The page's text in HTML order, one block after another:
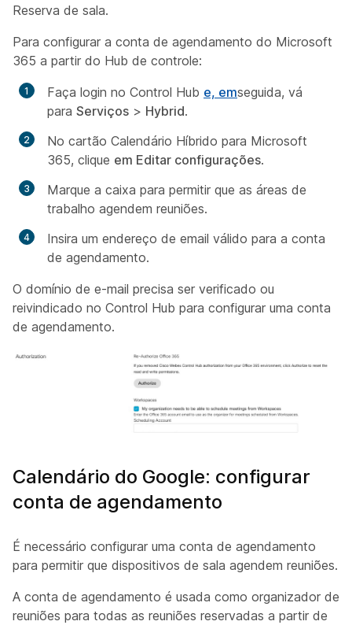
Reserva de sala.
Para configurar a conta de agendamento do Microsoft
365 a partir do Hub de controle:
Faça login no Control Hub e, emseguida, vá
para Serviços > Hybrid.
No cartão Calendário Híbrido para Microsoft
365, clique em Editar configurações.
Marque a caixa para permitir que as áreas de
trabalho agendem reuniões.
Insira um endereço de email válido para a conta
de agendamento.
O domínio de e-mail precisa ser verificado ou
reivindicado no Control Hub para configurar uma conta
de agendamento.
Calendário do Google: configurar
conta de agendamento
É necessário configurar uma conta de agendamento
para permitir que dispositivos de sala agendem reuniões.
A conta de agendamento é usada como organizador de
reuniões para todas as reuniões reservadas a partir de